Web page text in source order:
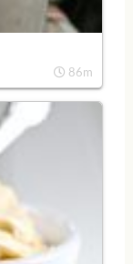
86m